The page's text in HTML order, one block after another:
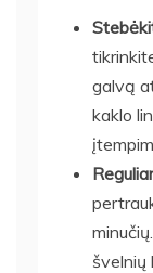
galvą
kaklo
švelnių